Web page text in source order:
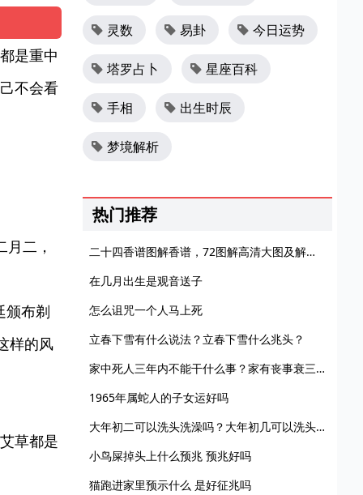
是重中
不会看
二，
颁布剃
样的风
草都是
灵数 易卦 今日运势
塔罗占卜 星座百科
手相 出生时辰
梦境解析
热门推荐
二十四香谱图解香谱，72图解高清大图及解释谱大全！
在几月出生是观音送子
怎么诅咒一个人马上死
立春下雪有什么说法？立春下雪什么兆头？
家中死人三年内不能干什么事？家有丧事衰三年是真的吗？
1965年属蛇人的子女运好吗
大年初二可以洗头洗澡吗？大年初几可以洗头发洗澡？
小鸟屎掉头上什么预兆 预兆好吗
猫跑进家里预示什么 是好征兆吗